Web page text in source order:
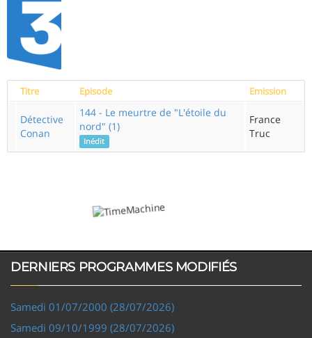
Titre Episode Emission
Détective
Conan
144 - Le meurtre de "L'étoile du
nord" (1)
Inédit
France
Truc
DERNIERS PROGRAMMES MODIFIÉS
Samedi 01/07/2000 (28/07/2026)
Samedi 09/10/1999 (28/07/2026)